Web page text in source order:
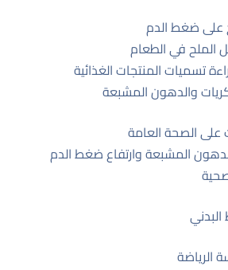
على ضغط الدم
الملح في الطعام
تسميات المنتجات الغذائية
والدهون المشبعة
على الصحة العامة
المشبعة وارتفاع ضغط الدم
الرياضة